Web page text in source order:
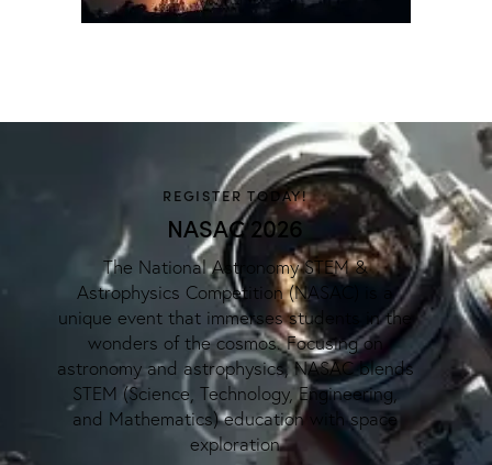
REGISTER TODAY!
NASAC 2026
The National Astronomy STEM &
Astrophysics Competition (NASAC) is a
unique event that immerses students in the
wonders of the cosmos. Focusing on
astronomy and astrophysics, NASAC blends
STEM (Science, Technology, Engineering,
and Mathematics) education with space
exploration